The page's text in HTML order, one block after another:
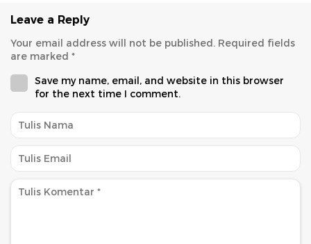
Leave a Reply
Your email address will not be published. Required fields
are marked *
Save my name, email, and website in this browser
for the next time I comment.